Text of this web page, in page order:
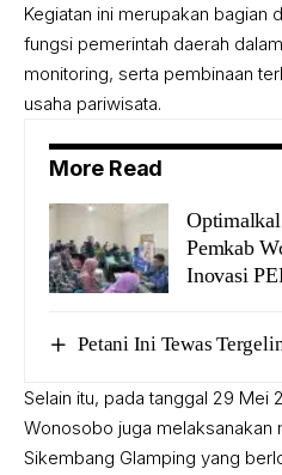
Kegiatan ini merupakan bagian
fungsi pemerintah daerah
monitoring, serta pembinaan
usaha pariwisata.
More Read
Optimalkal
Pemkab
Inovasi
Petani Ini Tewas
Selain itu, pada tanggal 29 Mei
Wonosobo juga melaksanakan
Sikembang Glamping yang